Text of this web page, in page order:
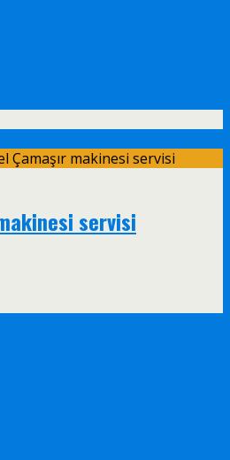
Çamaşır makinesi servisi
servisi